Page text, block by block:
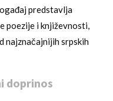
predstavlja
poezije i književnosti,
najznačajnijih srpskih
doprinos